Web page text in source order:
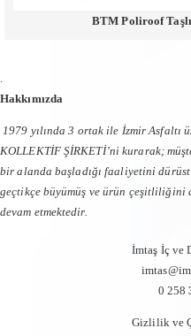
BTM Poliroof
.
Hakkımızda
1979 yılında 3 ortak ile İzmir Asfaltı
KOLLEKTİF ŞİRKETİ’ni kurarak;
bir alanda başladığı faaliyetini
geçtikçe büyümüş ve ürün çeşitliliğini
devam etmektedir.
İmtaş İç ve
0 258
Gizlilik ve